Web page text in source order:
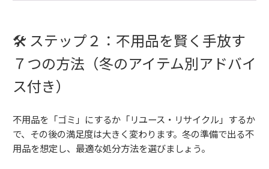
🛠️ ステップ２：不用品を賢く手放す
７つの方法（冬のアイテム別アドバイ
ス付き）
不用品を「ゴミ」にするか「リユース・リサイクル」するか
で、その後の満足度は大きく変わります。冬の準備で出る不
用品を想定し、最適な処分方法を選びましょう。